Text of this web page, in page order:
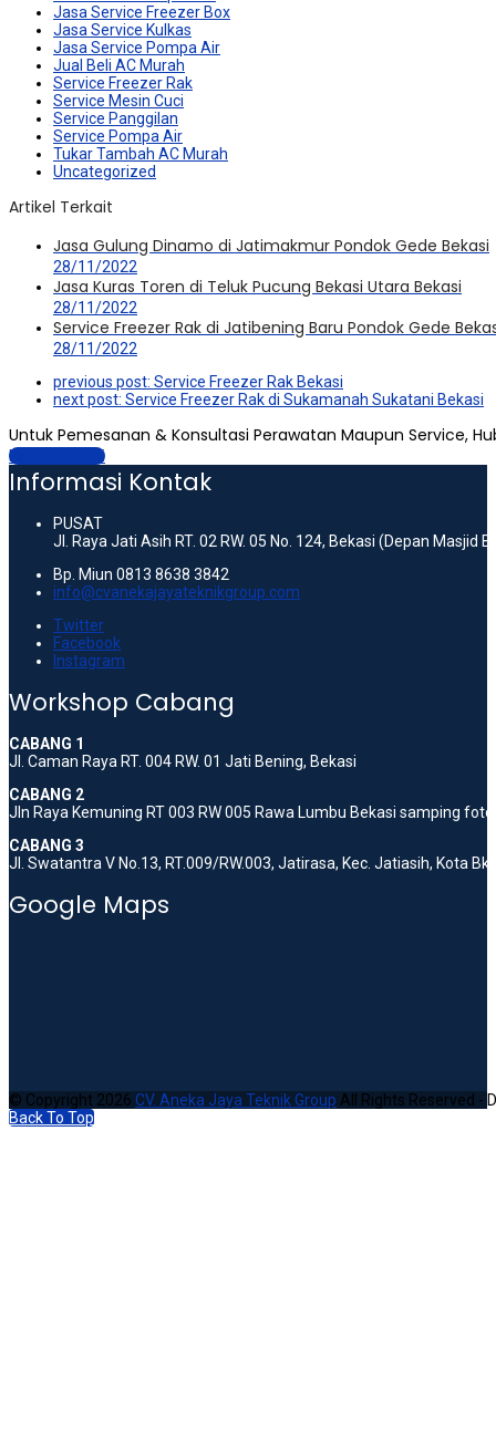
Jasa Service Freezer Box
Jasa Service Kulkas
Jasa Service Pompa Air
Jual Beli AC Murah
Service Freezer Rak
Service Mesin Cuci
Service Panggilan
Service Pompa Air
Tukar Tambah AC Murah
Uncategorized
Artikel Terkait
Jasa Gulung Dinamo di Jatimakmur Pondok Gede Bekasi
28/11/2022
Jasa Kuras Toren di Teluk Pucung Bekasi Utara Bekasi
28/11/2022
Service Freezer Rak di Jatibening Baru Pondok Gede
28/11/2022
previous post: Service Freezer Rak Bekasi
next post: Service Freezer Rak di Sukamanah Sukatani Bekasi
Untuk Pemesanan & Konsultasi Perawatan Maupun Service,
Hubungi Kami
Informasi Kontak
PUSAT
Jl. Raya Jati Asih RT. 02 RW. 05 No. 124, Bekasi (Depan Masjid
Bp. Miun 0813 8638 3842
info@cvanekajayateknikgroup.com
Twitter
Facebook
Instagram
Workshop Cabang
CABANG 1
Jl. Caman Raya RT. 004 RW. 01 Jati Bening, Bekasi
CABANG 2
Jln Raya Kemuning RT 003 RW 005 Rawa Lumbu Bekasi samping
CABANG 3
Jl. Swatantra V No.13, RT.009/RW.003, Jatirasa, Kec. Jatiasih, Kota
Google Maps
© Copyright 2026 CV. Aneka Jaya Teknik Group All Rights Reserved -
Back To Top